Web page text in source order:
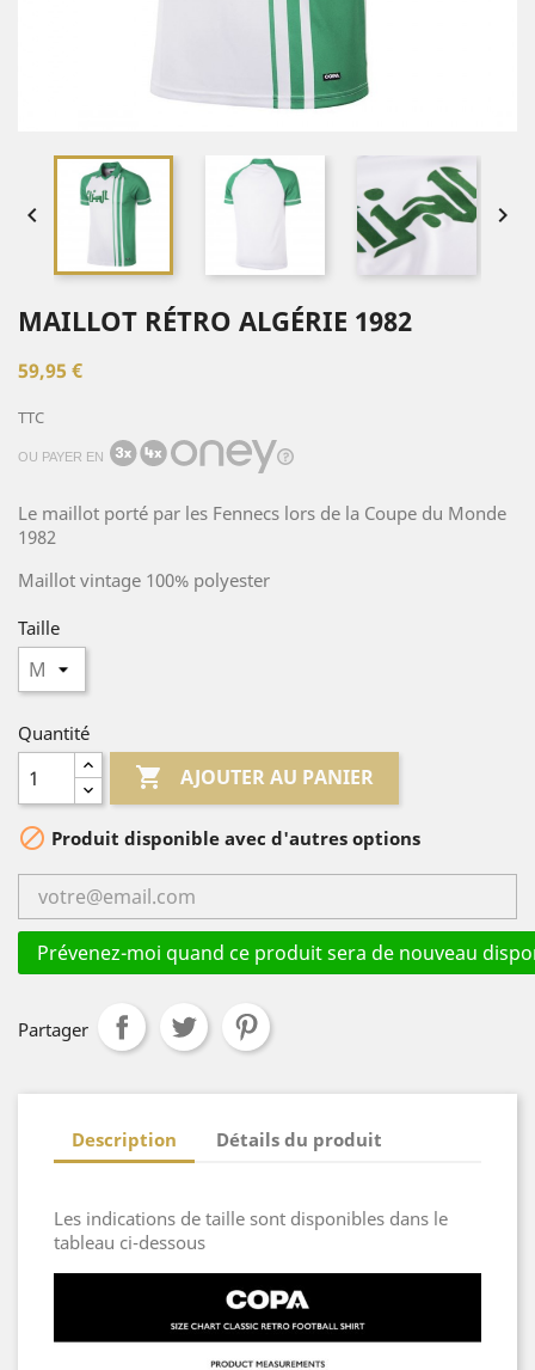
 
MAILLOT RÉTRO ALGÉRIE 1982
59,95 €
TTC
OU PAYER EN
Le maillot porté par les Fennecs lors de la Coupe du Monde
1982
Maillot vintage 100% polyester
Taille
Quantité
 AJOUTER AU PANIER
 Produit disponible avec d'autres options
Prévenez-moi quand ce produit sera de nouveau
Partager
Description Détails du produit
Les indications de taille sont disponibles dans le
tableau ci-dessous